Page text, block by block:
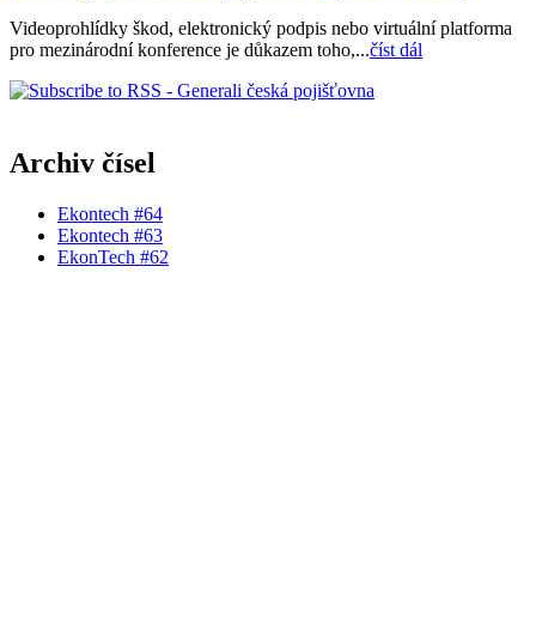
Videoprohlídky škod, elektronický podpis nebo virtuální platforma
pro mezinárodní konference je důkazem toho,...číst dál
Archiv čísel
Ekontech #64
Ekontech #63
EkonTech #62